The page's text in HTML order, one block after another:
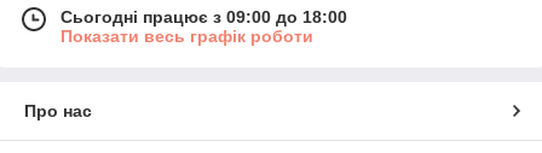
Сьогодні працює з 09:00 до 18:00
Показати весь графік роботи
Про нас